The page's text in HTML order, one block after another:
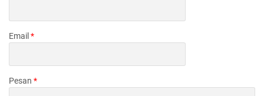
Email *
Pesan *